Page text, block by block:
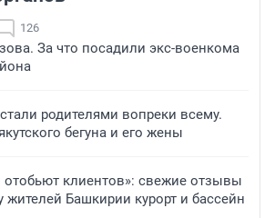
три больницы
родов ей удалили